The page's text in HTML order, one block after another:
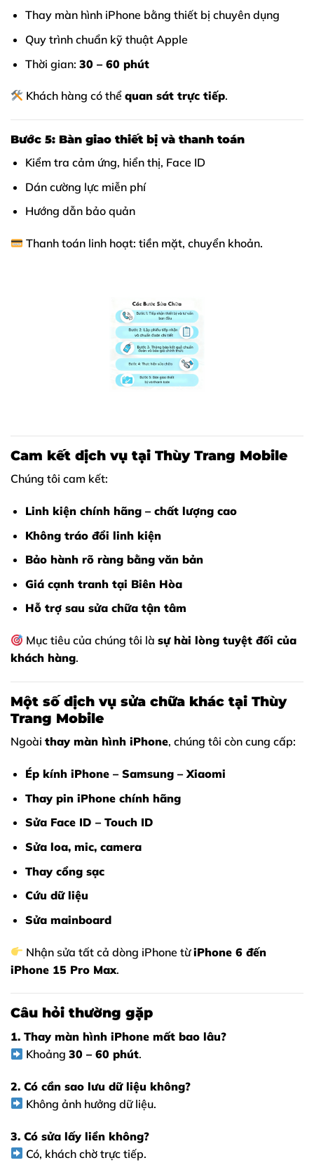
Thay màn hình iPhone bằng thiết bị chuyên dụng
Quy trình chuẩn kỹ thuật Apple
Thời gian: 30 – 60 phút
Khách hàng có thểquan sát trực tiếp.
Bước 5: Bàn giao thiết bị và thanh toán
Kiểm tra cảm ứng, hiển thị, Face ID
Dán cường lực miễn phí
Hướng dẫn bảo quản
Thanh toán linh hoạt: tiền mặt, chuyển khoản.
Cam kết dịch vụ tại Thùy Trang Mobile
Chúng tôi cam kết:
Linh kiện chính hãng – chất lượng cao
Không tráo đổi linh kiện
Bảo hành rõ ràng bằng văn bản
Giá cạnh tranh tại Biên Hòa
Hỗ trợ sau sửa chữa tận tâm
Mục tiêu của chúng tôi làsự hài lòng tuyệt đối của
khách hàng.
Một số dịch vụ sửa chữa khác tại Thùy
Trang Mobile
Ngoài thay màn hình iPhone, chúng tôi còn cung cấp:
Ép kính iPhone – Samsung – Xiaomi
Thay pin iPhone chính hãng
Sửa Face ID – Touch ID
Sửa loa, mic, camera
Thay cổng sạc
Cứu dữ liệu
Sửa mainboard
Nhận sửa tất cả dòng iPhone từiPhone 6 đến
iPhone 15 Pro Max.
Câu hỏi thường gặp
1. Thay màn hình iPhone mất bao lâu?
Khoảng30 – 60 phút.
2. Có cần sao lưu dữ liệu không?
Không ảnh hưởng dữ liệu.
3. Có sửa lấy liền không?
Có, khách chờ trực tiếp.